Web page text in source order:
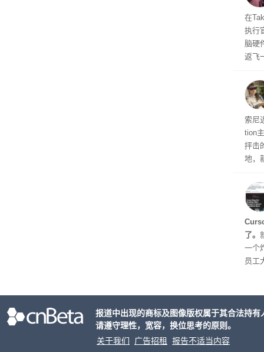
流
在
执行
脑硬
返飞
意
非好
义
索尼
tion
抨击
地，
了。
一个
员工
个品
报道中出现的商标及图像版权属于其合法持
请遵守理性，宽容，换位思考的原则。
关于我们
广告招租
报告不适当内容